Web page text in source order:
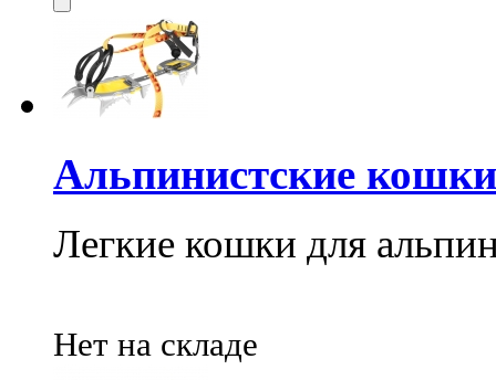
Альпинистские
Легкие кошки для
Нет на складе